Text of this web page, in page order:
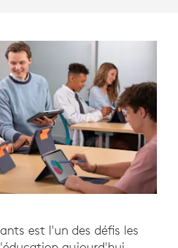
est l'un des défis les